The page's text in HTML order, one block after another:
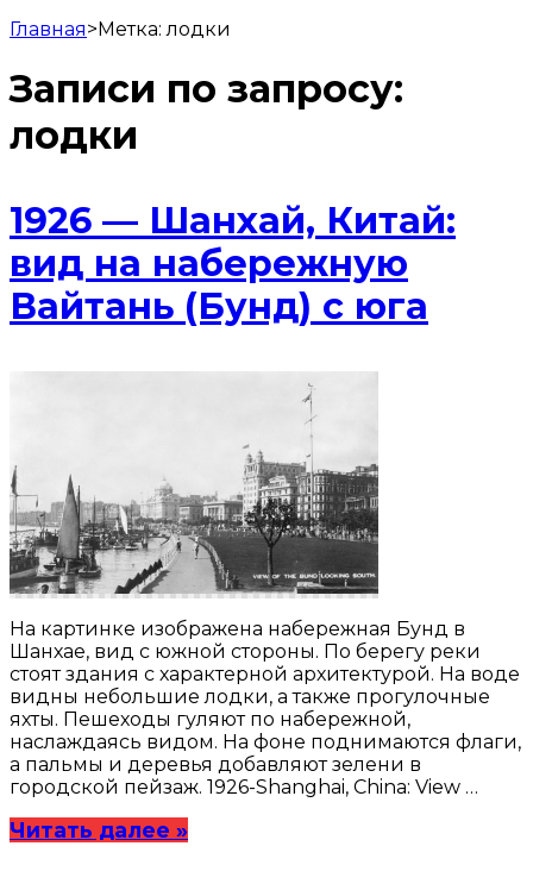
Главная>Метка:лодки
Записи по запросу:
лодки
1926 — Шанхай, Китай:
вид на набережную
Вайтань (Бунд) с юга
На картинке изображена набережная Бунд в
Шанхае, вид с южной стороны. По берегу реки
стоят здания с характерной архитектурой. На воде
видны небольшие лодки, а также прогулочные
яхты. Пешеходы гуляют по набережной,
наслаждаясь видом. На фоне поднимаются флаги,
а пальмы и деревья добавляют зелени в
городской пейзаж. 1926-Shanghai, China: View …
Читать далее »